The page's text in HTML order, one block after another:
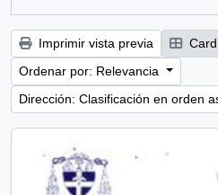
Imprimir vista previa
Ordenar por: Relevancia
Dirección: Clasificación en orden